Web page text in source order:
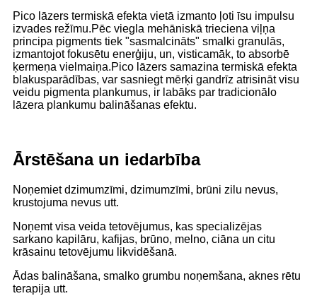
Pico lāzers termiskā efekta vietā izmanto ļoti īsu impulsu
izvades režīmu.Pēc viegla mehāniskā trieciena viļņa
principa pigments tiek "sasmalcināts" smalki granulās,
izmantojot fokusētu enerģiju, un, visticamāk, to absorbē
ķermeņa vielmaiņa.Pico lāzers samazina termiskā efekta
blakusparādības, var sasniegt mērķi gandrīz atrisināt visu
veidu pigmenta plankumus, ir labāks par tradicionālo
lāzera plankumu balināšanas efektu.
Ārstēšana un iedarbība
Noņemiet dzimumzīmi, dzimumzīmi, brūni zilu nevus,
krustojuma nevus utt.
Noņemt visa veida tetovējumus, kas specializējas
sarkano kapilāru, kafijas, brūno, melno, ciāna un citu
krāsainu tetovējumu likvidēšanā.
Ādas balināšana, smalko grumbu noņemšana, aknes rētu
terapija utt.